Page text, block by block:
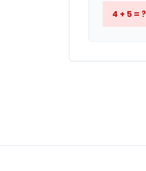
4 + 5 = ?